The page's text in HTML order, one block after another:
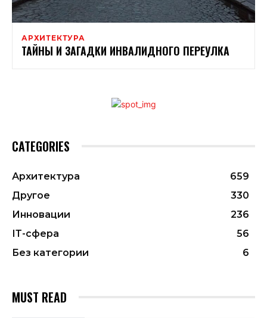
АРХИТЕКТУРА
ТАЙНЫ И ЗАГАДКИ ИНВАЛИДНОГО ПЕРЕУЛКА
CATEGORIES
Архитектура
659
Другое
330
Инновации
236
ІТ-сфера
56
Без категории
6
MUST READ